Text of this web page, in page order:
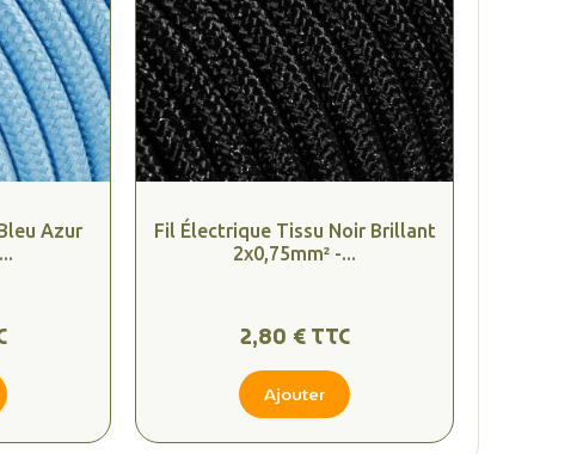
Azur
Fil Électrique Tissu Noir Brillant
2x0,75mm² -...
2,80 € TTC
Ajouter